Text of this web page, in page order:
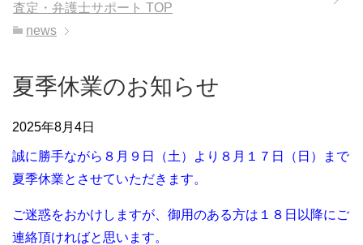
査定・弁護士サポート TOP
news
夏季休業のお知らせ
2025年8月4日
誠に勝手ながら８月９日（土）より８月１７日（日）まで
夏季休業とさせていただきます。
ご迷惑をおかけしますが、御用のある方は１８日以降にご
連絡頂ければと思います。